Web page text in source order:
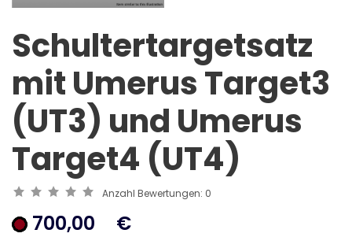
Schultertargetsatz
mit Umerus Target3
(UT3) und Umerus
Target4 (UT4)
Anzahl Bewertungen: 0
700,00 €